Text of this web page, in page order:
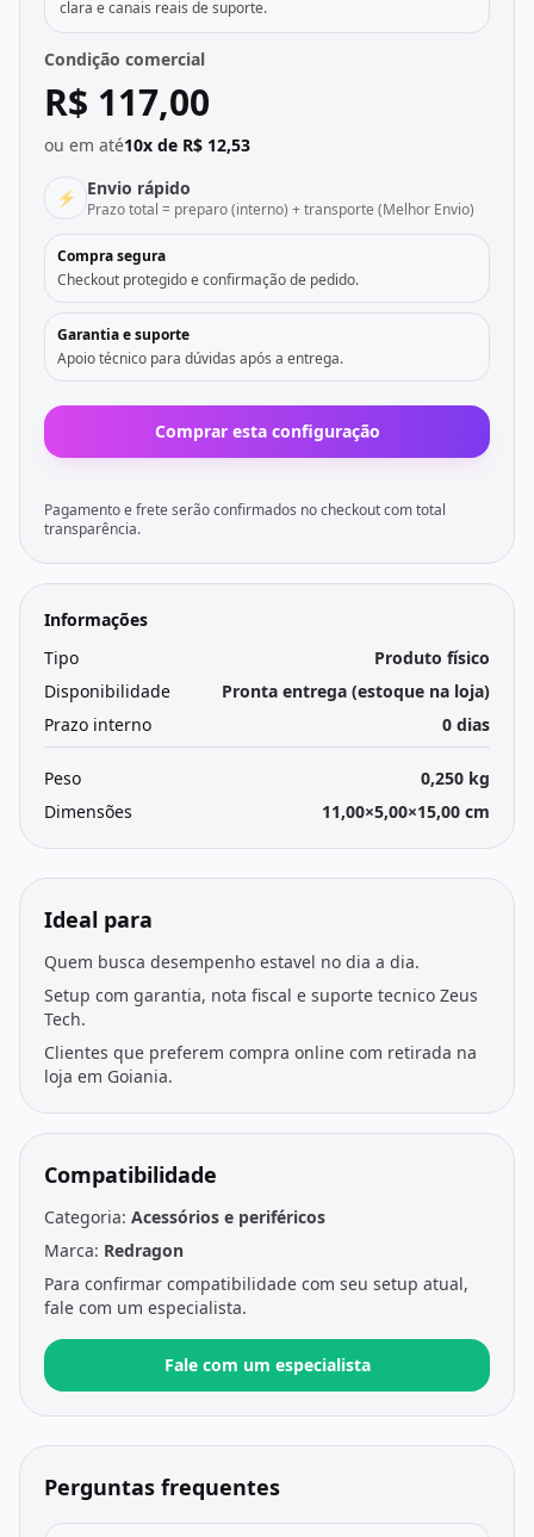
clara e canais reais de suporte.
Condição comercial
R$ 117,00
ou em até10x de R$ 12,53
⚡ Envio rápido
Prazo total = preparo (interno) + transporte (Melhor Envio)
Compra segura
Checkout protegido e confirmação de pedido.
Garantia e suporte
Apoio técnico para dúvidas após a entrega.
Comprar esta configuração
Pagamento e frete serão confirmados no checkout com total
transparência.
Informações
Tipo
Produto físico
Disponibilidade
Pronta entrega (estoque na loja)
Prazo interno
0 dias
Peso
0,250 kg
Dimensões
11,00×5,00×15,00 cm
Ideal para
Quem busca desempenho estavel no dia a dia.
Setup com garantia, nota fiscal e suporte tecnico Zeus
Tech.
Clientes que preferem compra online com retirada na
loja em Goiania.
Compatibilidade
Categoria: Acessórios e periféricos
Marca: Redragon
Para confirmar compatibilidade com seu setup atual,
fale com um especialista.
Fale com um especialista
Perguntas frequentes